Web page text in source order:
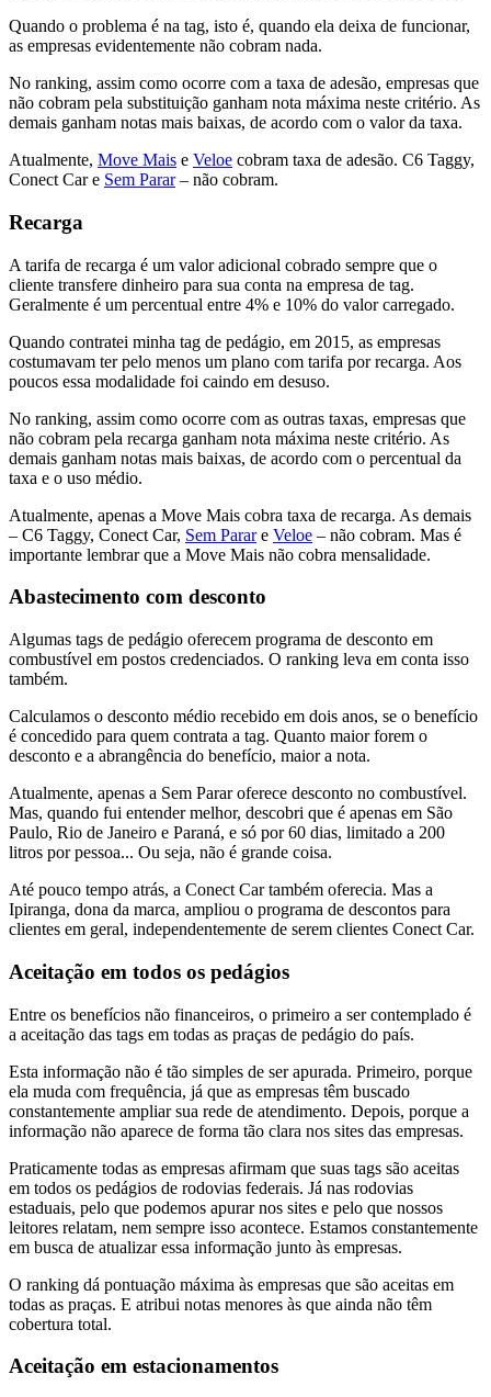
Quando o problema é na tag, isto é, quando ela deixa de funcionar,
as empresas evidentemente não cobram nada.
No ranking, assim como ocorre com a taxa de adesão, empresas que
não cobram pela substituição ganham nota máxima neste critério. As
demais ganham notas mais baixas, de acordo com o valor da taxa.
Atualmente, Move Mais e Veloe cobram taxa de adesão. C6 Taggy,
Conect Car e Sem Parar– não cobram.
Recarga
A tarifa de recarga é um valor adicional cobrado sempre que o
cliente transfere dinheiro para sua conta na empresa de tag.
Geralmente é um percentual entre 4% e 10% do valor carregado.
Quando contratei minha tag de pedágio, em 2015, as empresas
costumavam ter pelo menos um plano com tarifa por recarga. Aos
poucos essa modalidade foi caindo em desuso.
No ranking, assim como ocorre com as outras taxas, empresas que
não cobram pela recarga ganham nota máxima neste critério. As
demais ganham notas mais baixas, de acordo com o percentual da
taxa e o uso médio.
Atualmente, apenas a Move Mais cobra taxa de recarga. As demais
– C6 Taggy, Conect Car, Sem Parare Veloe – não cobram. Mas é
importante lembrar que a Move Mais não cobra mensalidade.
Abastecimento com desconto
Algumas tags de pedágio oferecem programa de desconto em
combustível em postos credenciados. O ranking leva em conta isso
também.
Calculamos o desconto médio recebido em dois anos, se o benefício
é concedido para quem contrata a tag. Quanto maior forem o
desconto e a abrangência do benefício, maior a nota.
Atualmente, apenas a Sem Parar oferece desconto no combustível.
Mas, quando fui entender melhor, descobri que é apenas em São
Paulo, Rio de Janeiro e Paraná, e só por 60 dias, limitado a 200
litros por pessoa... Ou seja, não é grande coisa.
Até pouco tempo atrás, a Conect Car também oferecia. Mas a
Ipiranga, dona da marca, ampliou o programa de descontos para
clientes em geral, independentemente de serem clientes Conect Car.
Aceitação em todos os pedágios
Entre os benefícios não financeiros, o primeiro a ser contemplado é
a aceitação das tags em todas as praças de pedágio do país.
Esta informação não é tão simples de ser apurada. Primeiro, porque
ela muda com frequência, já que as empresas têm buscado
constantemente ampliar sua rede de atendimento. Depois, porque a
informação não aparece de forma tão clara nos sites das empresas.
Praticamente todas as empresas afirmam que suas tags são aceitas
em todos os pedágios de rodovias federais. Já nas rodovias
estaduais, pelo que podemos apurar nos sites e pelo que nossos
leitores relatam, nem sempre isso acontece. Estamos constantemente
em busca de atualizar essa informação junto às empresas.
O ranking dá pontuação máxima às empresas que são aceitas em
todas as praças. E atribui notas menores às que ainda não têm
cobertura total.
Aceitação em estacionamentos